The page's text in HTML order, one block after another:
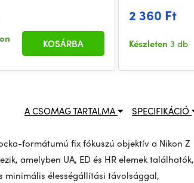
KOSÁRBA
2 360 Ft
Készleten 3 db
SPECIFIKÁCIÓ
A CSOMAG TARTALMA
formátumú fix fókuszú objektív a Nikon Z
amelyben UA, ED és HR elemek találhatók,
minimális élességállítási távolsággal,